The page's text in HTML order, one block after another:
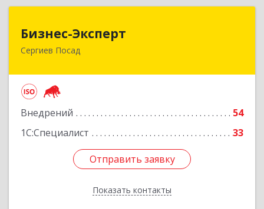
Бизнес-Эксперт
Сергиев Посад
Внедрений
54
1С:Специалист
33
Отправить заявку
Показать контакты
141310, Московская обл, Сергиево-Посадский
Подробнее
Отправить заявку
Назад